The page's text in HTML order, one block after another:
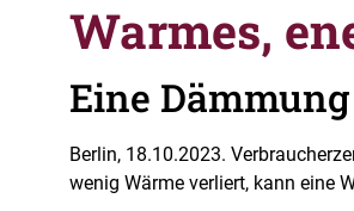
Warmes,
Eine
Berlin, 18.10.2023.
wenig Wärme verliert, kann eine